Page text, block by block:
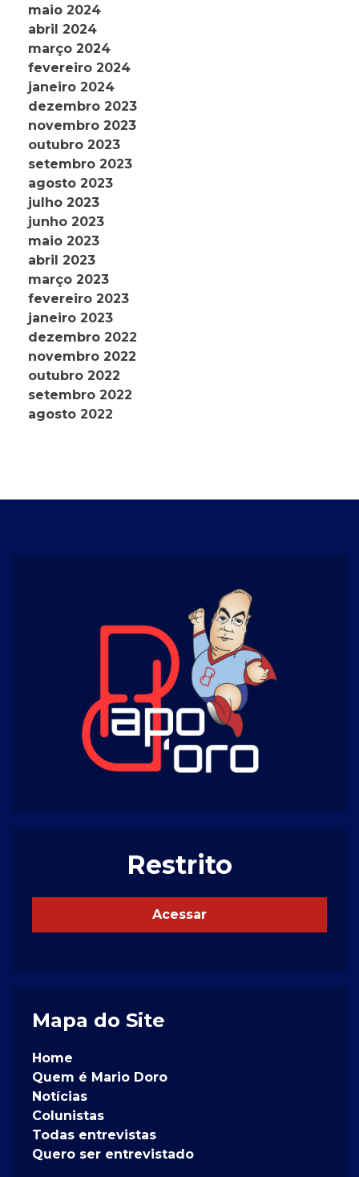
maio 2024
abril 2024
março 2024
fevereiro 2024
janeiro 2024
dezembro 2023
novembro 2023
outubro 2023
setembro 2023
agosto 2023
julho 2023
junho 2023
maio 2023
abril 2023
março 2023
fevereiro 2023
janeiro 2023
dezembro 2022
novembro 2022
outubro 2022
setembro 2022
agosto 2022
Restrito
Acessar
Mapa do Site
Home
Quem é Mario Doro
Notícias
Colunistas
Todas entrevistas
Quero ser entrevistado